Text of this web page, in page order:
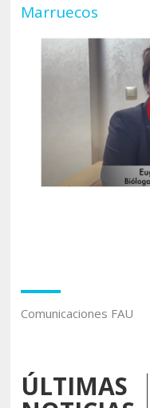
Marruecos
Comunicaciones FAU
ÚLTIMAS